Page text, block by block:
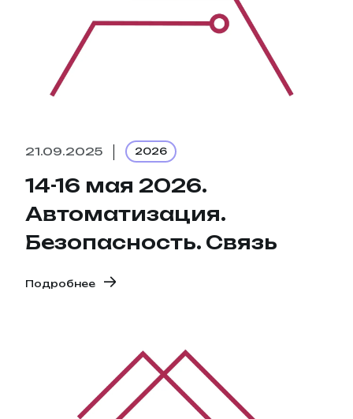
21.09.2025 2026
14-16 мая 2026.
Автоматизация.
Безопасность. Связь
Подробнее